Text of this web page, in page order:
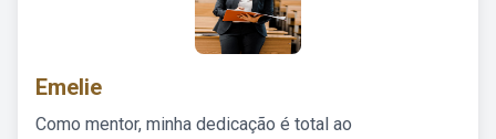
Emelie
Como mentor, minha dedicação é total ao